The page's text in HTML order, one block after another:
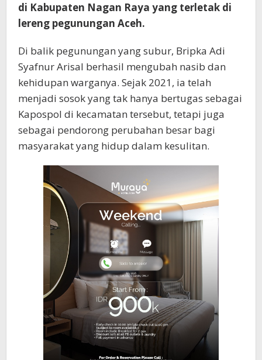
di Kabupaten Nagan Raya yang terletak di
lereng pegunungan Aceh.
Di balik pegunungan yang subur, Bripka Adi
Syafnur Arisal berhasil mengubah nasib dan
kehidupan warganya. Sejak 2021, ia telah
menjadi sosok yang tak hanya bertugas sebagai
Kapospol di kecamatan tersebut, tetapi juga
sebagai pendorong perubahan besar bagi
masyarakat yang hidup dalam kesulitan.